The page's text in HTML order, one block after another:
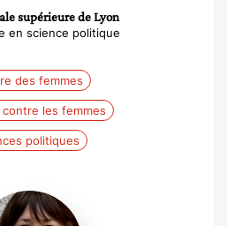
supérieure de Lyon
en science politique
des femmes
les femmes
politiques
Caroline
Trotot